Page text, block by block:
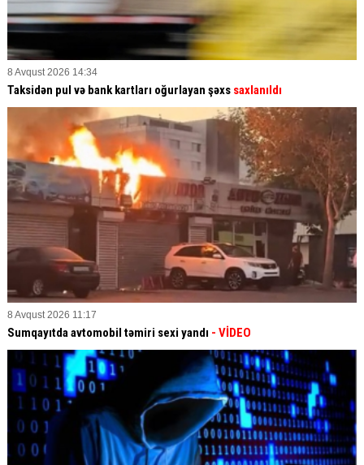
8 Avqust 2026 14:34
Taksidən pul və bank kartları oğurlayan şəxs saxlanıldı
8 Avqust 2026 11:17
Sumqayıtda avtomobil təmiri sexi yandı - VİDEO